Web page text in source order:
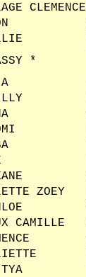
CLEMENCE
*
ZOEY
CAMILLE